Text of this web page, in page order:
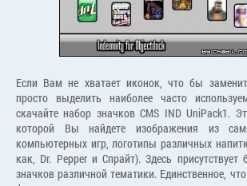
Если Вам не хватает иконок, что бы
просто выделить наиболее часто
скачайте набор значков CMS IND UniPack1.
которой Вы найдете изображения из
компьютерных игр, логотипы различных
как, Dr. Pepper и Спрайт). Здесь присутствует
значков различной тематики. Единственное,